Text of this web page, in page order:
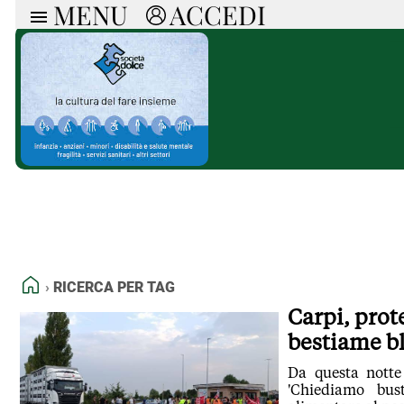
MENU ACCEDI
ARTICOLI
Politica
Economia
Società
La Nera
Che Cultura
Tutti gli Articoli
Ricerca
HOME
RICERCA PER TAG
Carpi,
bestiame
Da questa
'Chiediamo